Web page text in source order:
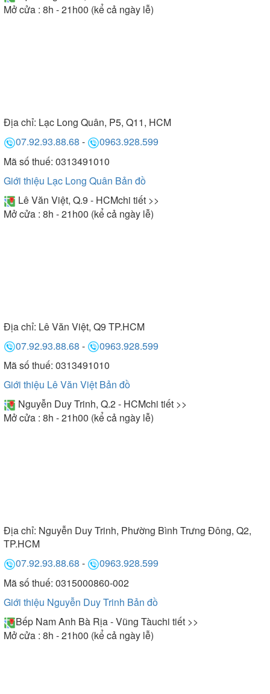
Mở cửa : 8h - 21h00 (kể cả ngày lễ)
Địa chỉ: Lạc Long Quân, P5, Q11, HCM
07.92.93.88.68 -
0963.928.599
Mã số thuế: 0313491010
Giới thiệu Lạc Long Quân Bản đồ
Lê Văn Việt, Q.9 - HCMchi tiết >>
Mở cửa : 8h - 21h00 (kể cả ngày lễ)
Địa chỉ: Lê Văn Việt, Q9 TP.HCM
07.92.93.88.68 -
0963.928.599
Mã số thuế: 0313491010
Giới thiệu Lê Văn Việt Bản đồ
Nguyễn Duy Trinh, Q.2 - HCMchi tiết >>
Mở cửa : 8h - 21h00 (kể cả ngày lễ)
Địa chỉ: Nguyễn Duy Trinh, Phường Bình Trưng Đông, Q2,
TP.HCM
07.92.93.88.68 -
0963.928.599
Mã số thuế: 0315000860-002
Giới thiệu Nguyễn Duy Trinh Bản đồ
Bếp Nam Anh Bà Rịa - Vũng Tàuchi tiết >>
Mở cửa : 8h - 21h00 (kể cả ngày lễ)